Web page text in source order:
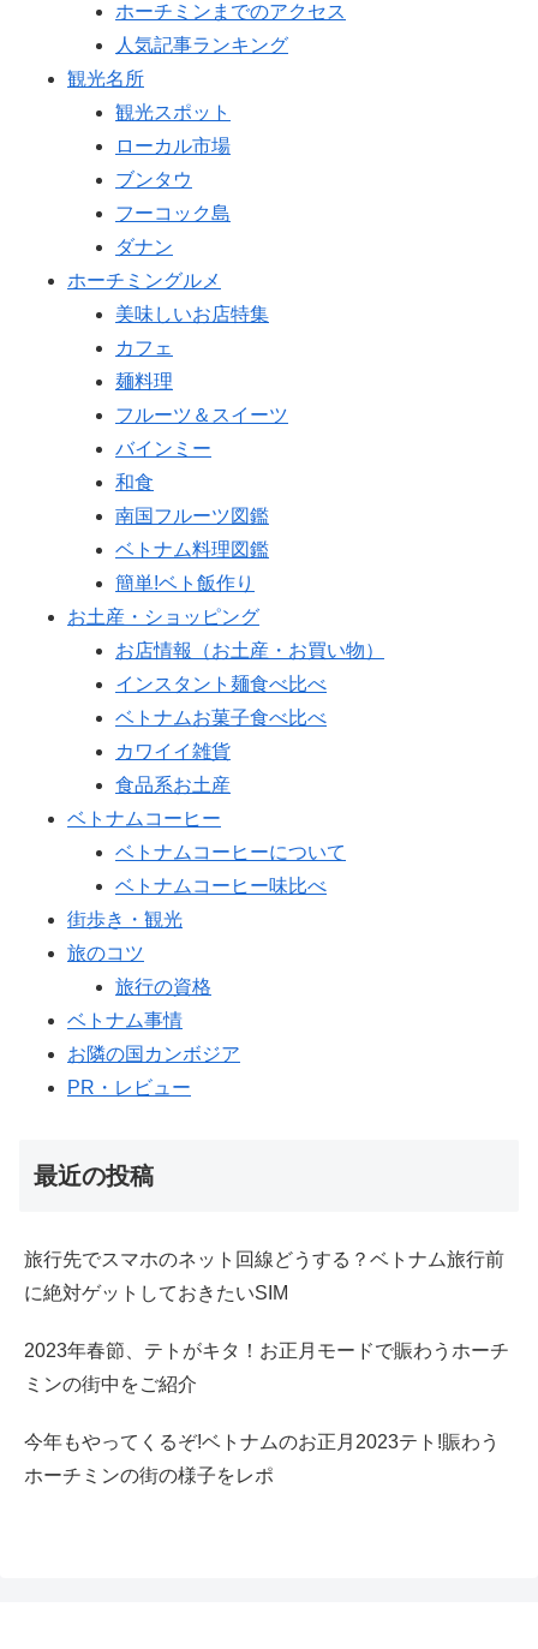
ホーチミンまでのアクセス
人気記事ランキング
観光名所
観光スポット
ローカル市場
ブンタウ
フーコック島
ダナン
ホーチミングルメ
美味しいお店特集
カフェ
麺料理
フルーツ＆スイーツ
バインミー
和食
南国フルーツ図鑑
ベトナム料理図鑑
簡単!ベト飯作り
お土産・ショッピング
お店情報（お土産・お買い物）
インスタント麺食べ比べ
ベトナムお菓子食べ比べ
カワイイ雑貨
食品系お土産
ベトナムコーヒー
ベトナムコーヒーについて
ベトナムコーヒー味比べ
街歩き・観光
旅のコツ
旅行の資格
ベトナム事情
お隣の国カンボジア
PR・レビュー
最近の投稿
旅行先でスマホのネット回線どうする？ベトナム旅行前
に絶対ゲットしておきたいSIM
2023年春節、テトがキタ！お正月モードで賑わうホーチ
ミンの街中をご紹介
今年もやってくるぞ!ベトナムのお正月2023テト!賑わう
ホーチミンの街の様子をレポ